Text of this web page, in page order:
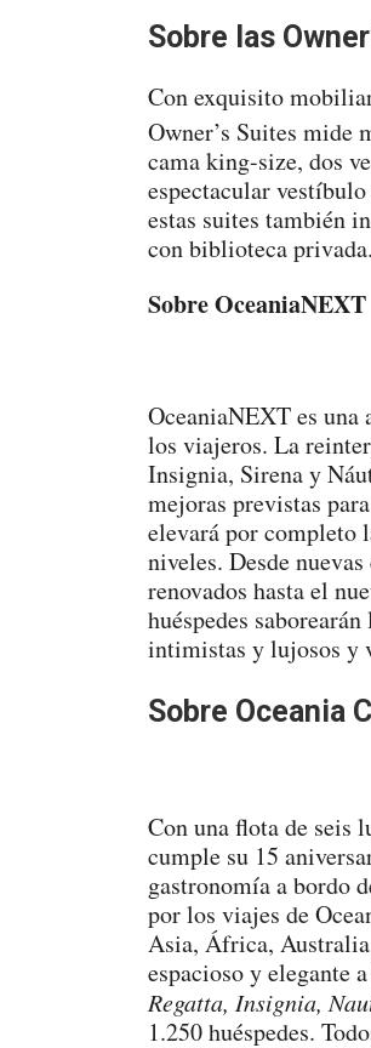
Sobre las
Con exquisito
Owner’s Suites mide
cama king-size, dos
espectacular
estas suites también
con biblioteca privada.
Sobre OceaniaNEXT
OceaniaNEXT es una
los viajeros. La
Insignia, Sirena y
mejoras previstas
elevará por completo
niveles. Desde
renovados hasta el
huéspedes
intimistas y lujosos y
Sobre Oceania
Con una flota de seis
cumple su 15
gastronomía a bordo
por los viajes de
Asia, África,
espacioso y elegante
Regatta, Insignia,
1.250 huéspedes.